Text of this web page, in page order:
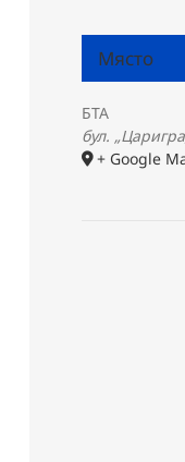
Място
БТА
бул.
+ Google